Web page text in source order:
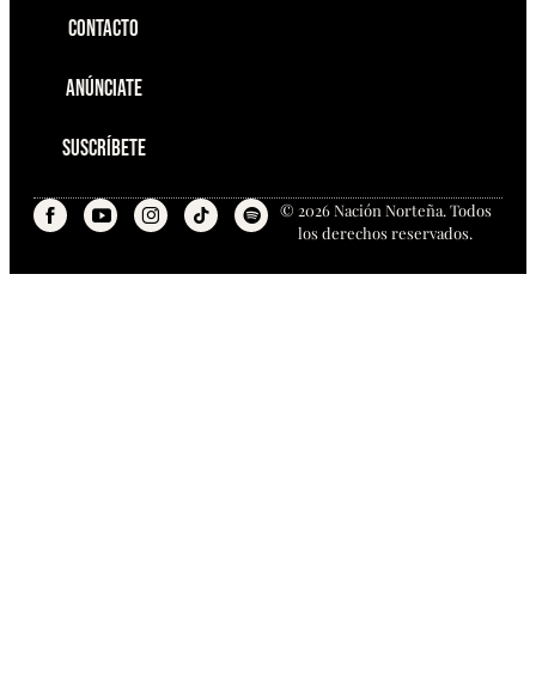
Contacto
Anúnciate
Suscríbete
© 2026 Nación Norteña. Todos
los derechos reservados.